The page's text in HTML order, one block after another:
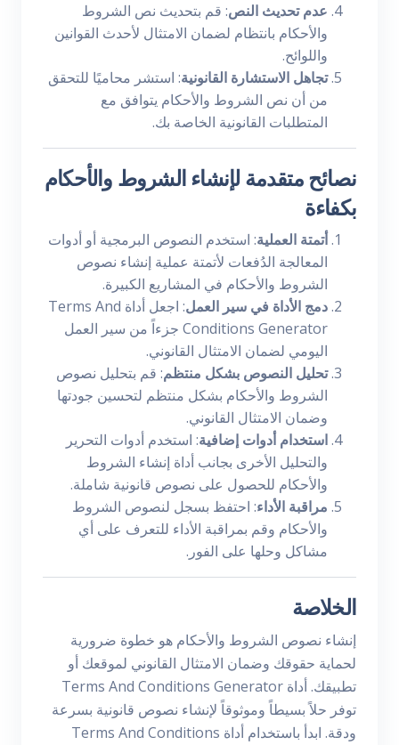
عدم تحديث النص: قم بتحديث نص الشروط
والأحكام بانتظام لضمان الامتثال لأحدث القوانين
واللوائح.
تجاهل الاستشارة القانونية: استشر محاميًا للتحقق
من أن نص الشروط والأحكام يتوافق مع
المتطلبات القانونية الخاصة بك.
نصائح متقدمة لإنشاء الشروط والأحكام
بكفاءة
أتمتة العملية: استخدم النصوص البرمجية أو أدوات
المعالجة الدُفعات لأتمتة عملية إنشاء نصوص
الشروط والأحكام في المشاريع الكبيرة.
دمج الأداة في سير العمل
: اجعل أداة Terms And
Conditions Generator جزءاً من سير العمل
اليومي لضمان الامتثال القانوني.
تحليل النصوص بشكل منتظم: قم بتحليل نصوص
الشروط والأحكام بشكل منتظم لتحسين جودتها
وضمان الامتثال القانوني.
استخدام أدوات إضافية: استخدم أدوات التحرير
والتحليل الأخرى بجانب أداة إنشاء الشروط
والأحكام للحصول على نصوص قانونية شاملة.
مراقبة الأداء: احتفظ بسجل لنصوص الشروط
والأحكام وقم بمراقبة الأداء للتعرف على أي
مشاكل وحلها على الفور.
الخلاصة
إنشاء نصوص الشروط والأحكام هو خطوة ضرورية
لحماية حقوقك وضمان الامتثال القانوني لموقعك أو
تطبيقك. أداة Terms And Conditions Generator
توفر حلاً بسيطاً وموثوقاً لإنشاء نصوص قانونية بسرعة
ودقة. ابدأ باستخدام أداة Terms And Conditions